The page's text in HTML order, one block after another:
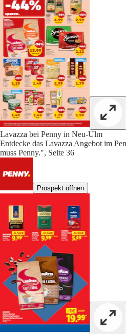
Lavazza bei Penny in Neu-Ulm
Entdecke das Lavazza Angebot im
muss Penny.", Seite 36
Prospekt öffnen